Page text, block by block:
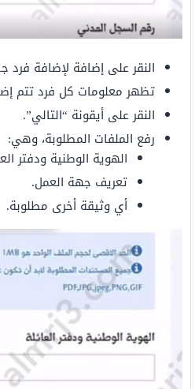
النقر على إضافة لإضافة فرد
تظهر معلومات كل فرد تتم
النقر على أيقونة “التالي”.
رفع الملفات المطلوبة، وهي:
الهوية الوطنية ودفتر
تعريف جهة العمل.
أي وثيقة أخرى مطلوبة.